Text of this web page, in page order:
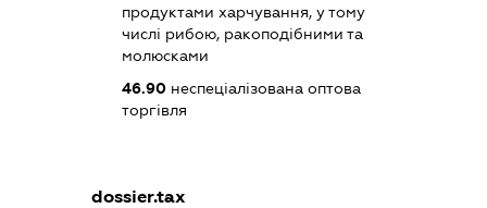
продуктами харчування, у тому
числі рибою, ракоподібними та
молюсками
46.90неспеціалізована оптова
торгівля
dossier.tax